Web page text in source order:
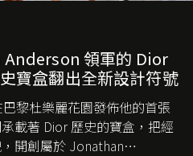
領軍的 Dior
寶盒翻出全新設計符號
黎杜樂麗花園發佈他的首張
載著 Dior 歷史的寶盒，把經
開創屬於 Jonathan